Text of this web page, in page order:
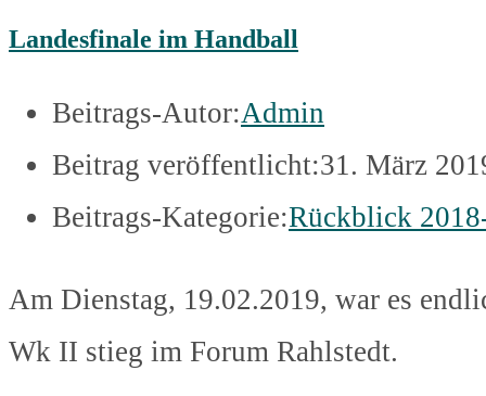
Landesfinale im Handball
Beitrags-Autor:Admin
Beitrag veröffentlicht:31. März
Beitrags-Kategorie:Rückblick
Am Dienstag, 19.02.2019, war es
Wk II stieg im Forum Rahlstedt.